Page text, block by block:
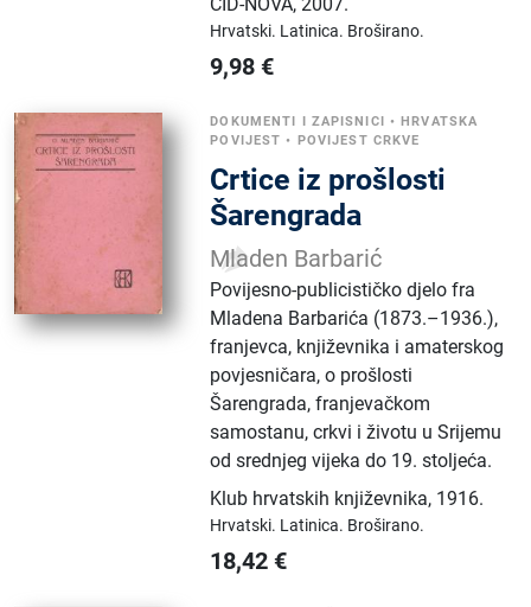
Hrvatski. Latinica. Broširano.
9,98 €
DOKUMENTI I ZAPISNICI •HRVATSKA
POVIJEST • POVIJEST CRKVE
Crtice iz prošlosti
Šarengrada
Mladen Barbarić
Povijesno-publicističko djelo fra
Mladena Barbarića (1873.–1936.),
franjevca, književnika i amaterskog
povjesničara, o prošlosti
Šarengrada, franjevačkom
samostanu, crkvi i životu u Srijemu
od srednjeg vijeka do 19. stoljeća.
Klub hrvatskih književnika, 1916.
Hrvatski. Latinica. Broširano.
18,42 €